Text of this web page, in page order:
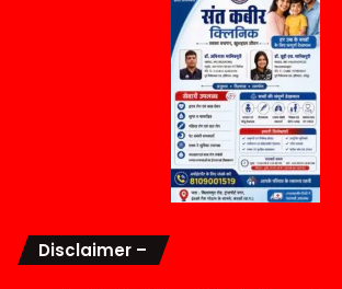
Disclaimer –